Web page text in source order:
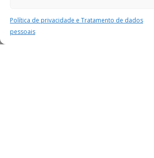
Política de privacidade e Tratamento de dados
pessoais